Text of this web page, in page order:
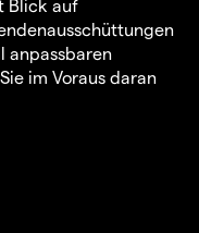
Blick auf
anpassbaren
im Voraus daran